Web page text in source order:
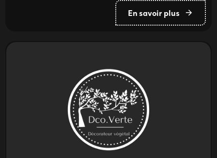
En savoir plus